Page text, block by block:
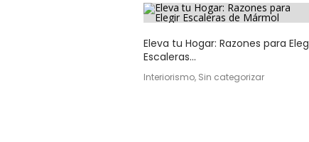
Eleva tu Hogar: Razones para
Escaleras...
Interiorismo, Sin categorizar